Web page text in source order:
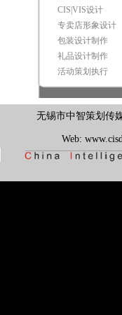
CIS|VIS设计
专卖店形象设计
包装设计制作
礼品设计制作
活动策划执行
无锡市中智策划传
Web: